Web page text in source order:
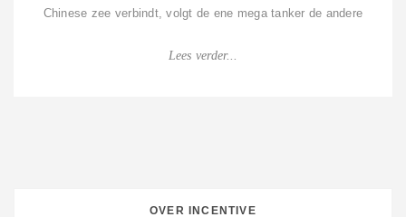
Chinese zee verbindt, volgt de ene mega tanker de andere
Lees verder...
OVER INCENTIVE